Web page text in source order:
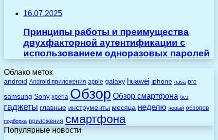
16.07.2025
Принципы работы и преимущества
двухфакторной аутентификации с
использованием одноразовых паролей
Облако меток
android Android приложения apple galaxy huawei iphone nasa pro
samsung Sony xperia Обзор Обзор смартфона без
гаджеты главные инструменты месяца неделю новый обзоров
подборка приложения смартфона
Популярные новости